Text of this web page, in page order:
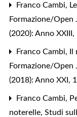
Franco Cambi,
Formazione/Open
(2020): Anno
Franco Cambi,
Formazione/Open
(2018): Anno XXI,
Franco Cambi,
noterelle, Studi